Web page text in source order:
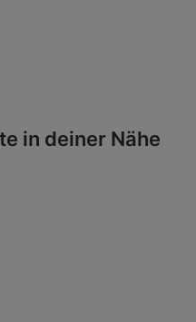
in deiner Nähe